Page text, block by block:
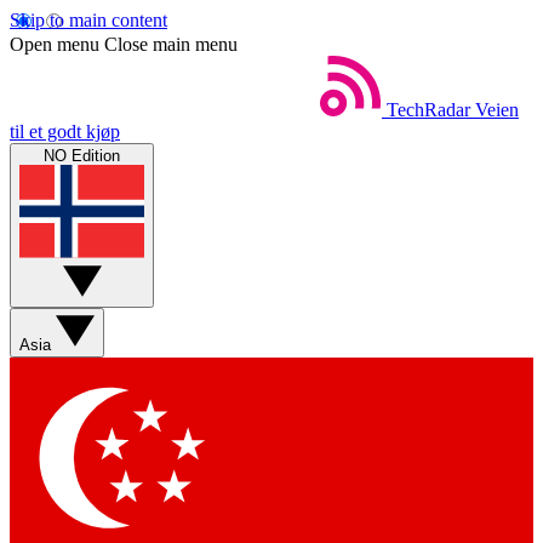
Skip to main content
Open menu Close main menu
TechRadar Veien
til et godt kjøp
NO Edition
Asia